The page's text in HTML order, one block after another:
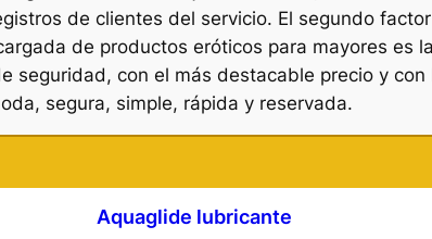
de clientes del servicio. El segundo
de productos eróticos para mayores es la
seguridad, con el más destacable precio y con
segura, simple, rápida y reservada.
Aquaglide lubricante